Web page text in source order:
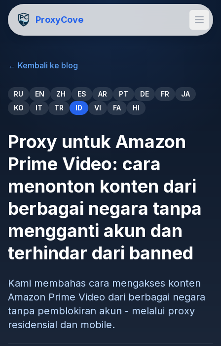
ProxyCove
← Kembali ke blog
RU EN ZH ES AR PT DE FR
JA
KO
IT TR ID VI FA HI
Proxy untuk Amazon
Prime Video: cara
menonton konten dari
berbagai negara tanpa
mengganti akun dan
terhindar dari banned
Kami membahas cara mengakses konten
Amazon Prime Video dari berbagai negara
tanpa pemblokiran akun - melalui proxy
residensial dan mobile.